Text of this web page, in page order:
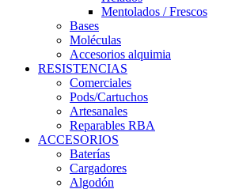
Mentolados / Frescos
Bases
Moléculas
Accesorios alquimia
RESISTENCIAS
Comerciales
Pods/Cartuchos
Artesanales
Reparables RBA
ACCESORIOS
Baterías
Cargadores
Algodón